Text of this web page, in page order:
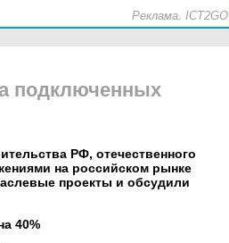
Реклама. ICT2GO
подключенных
РФ, отечественного
на российском рынке
проекты и обсудили
40%